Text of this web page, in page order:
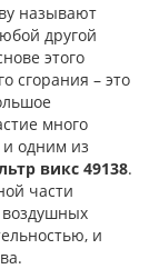
называют
другой
этого
сгорания – это
много
и одним из
викс 49138.
части
и